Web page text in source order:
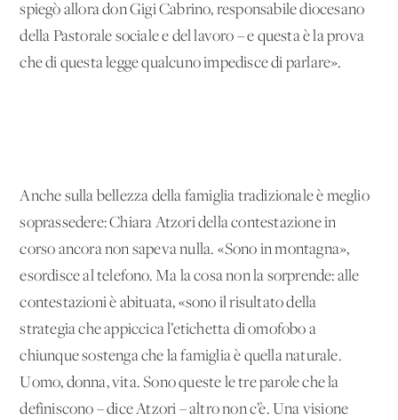
spiegò allora don Gigi Cabrino, responsabile diocesano
della Pastorale sociale e del lavoro – e questa è la prova
che di questa legge qualcuno impedisce di parlare».
Anche sulla bellezza della famiglia tradizionale è meglio
soprassedere: Chiara Atzori della contestazione in
corso ancora non sapeva nulla. «Sono in montagna»,
esordisce al telefono. Ma la cosa non la sorprende: alle
contestazioni è abituata, «sono il risultato della
strategia che appiccica l’etichetta di omofobo a
chiunque sostenga che la famiglia è quella naturale.
Uomo, donna, vita. Sono queste le tre parole che la
definiscono – dice Atzori – altro non c’è. Una visione